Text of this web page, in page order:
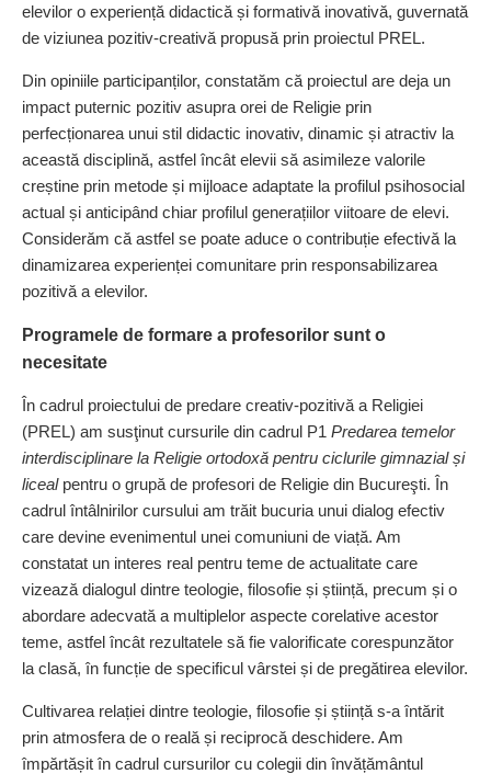
elevilor o experiență didactică și formativă inovativă, guvernată
de viziunea pozitiv-creativă propusă prin proiectul PREL.
Din opiniile participanților, constatăm că proiectul are deja un
impact puternic pozitiv asupra orei de Religie prin
perfecționarea unui stil didactic inovativ, dinamic și atractiv la
această disciplină, astfel încât elevii să asimileze valorile
creștine prin metode și mijloace adaptate la profilul psihosocial
actual și anticipând chiar profilul generațiilor viitoare de elevi.
Considerăm că astfel se poate aduce o contribuție efectivă la
dinamizarea experienței comunitare prin responsabilizarea
pozitivă a elevilor.
Programele de formare a profesorilor sunt o
necesitate
În cadrul proiectului de predare creativ‑pozitivă a Religiei
(PREL) am susţinut cursurile din cadrul P1 Predarea temelor
interdisciplinare la Religie ortodoxă pentru ciclurile gimnazial și
licealpentru o grupă de profesori de Religie din Bucureşti. În
cadrul întâlnirilor cursului am trăit bucuria unui dialog efectiv
care devine evenimentul unei comuniuni de viață. Am
constatat un interes real pentru teme de actualitate care
vizează dialogul dintre teologie, filosofie și știință, precum și o
abordare adecvată a multiplelor aspecte corelative acestor
teme, astfel încât rezultatele să fie valorificate corespunzător
la clasă, în funcție de specificul vârstei și de pregătirea elevilor.
Cultivarea relației dintre teologie, filosofie și știință s‑a întărit
prin atmosfera de o reală și reciprocă deschidere. Am
împărtășit în cadrul cursurilor cu colegii din învățământul